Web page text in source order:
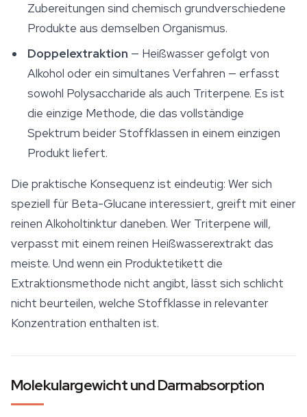
Zubereitungen sind chemisch grundverschiedene
Produkte aus demselben Organismus.
Doppelextraktion — Heißwasser gefolgt von
Alkohol oder ein simultanes Verfahren — erfasst
sowohl Polysaccharide als auch Triterpene. Es ist
die einzige Methode, die das vollständige
Spektrum beider Stoffklassen in einem einzigen
Produkt liefert.
Die praktische Konsequenz ist eindeutig: Wer sich
speziell für Beta-Glucane interessiert, greift mit einer
reinen Alkoholtinktur daneben. Wer Triterpene will,
verpasst mit einem reinen Heißwasserextrakt das
meiste. Und wenn ein Produktetikett die
Extraktionsmethode nicht angibt, lässt sich schlicht
nicht beurteilen, welche Stoffklasse in relevanter
Konzentration enthalten ist.
Molekulargewicht und Darmabsorption